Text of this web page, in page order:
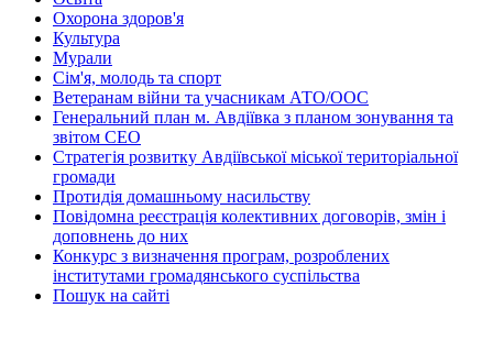
Охорона здоров'я
Культура
Мурали
Сім'я, молодь та спорт
Ветеранам війни та учасникам АТО/ООС
Генеральний план м. Авдіївка з планом зонування та
звітом СЕО
Стратегія розвитку Авдіївської міської територіальної
громади
Протидія домашньому насильству
Повідомна реєстрація колективних договорів, змін і
доповнень до них
Конкурс з визначення програм, розроблених
інститутами громадянського суспільства
Пошук на сайті